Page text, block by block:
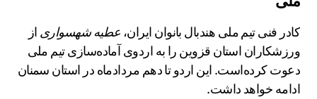
کادر فنی تیم ملی هندبال بانوان ایران، عطیه شهسواری از
ورزشکاران استان قزوین را به اردوی آماده‌سازی تیم ملی
دعوت کرده‌است. این اردو تا دهم مردادماه در استان سمنان
ادامه خواهد داشت.